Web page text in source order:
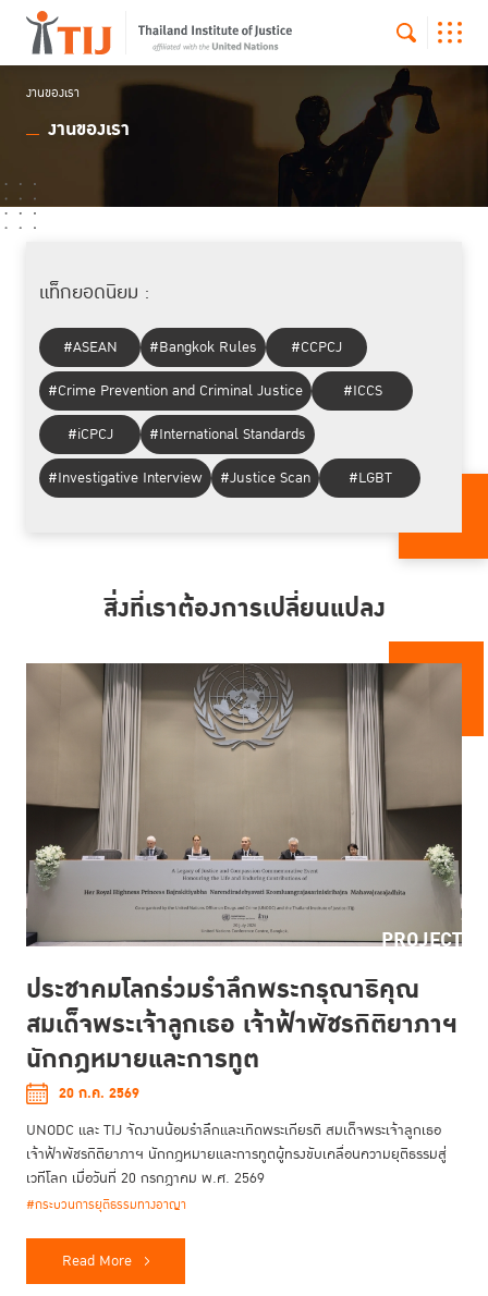
งานของเรา
งานของเรา
แท็กยอดนิยม :
#ASEAN #Bangkok Rules
#CCPCJ
#Crime Prevention and Criminal Justice
#ICCS
#iCPCJ
#International Standards
#Investigative Interview
#Justice Scan #LGBT
สิ่งที่เราต้องการเปลี่ยนแปลง
Read More
ประชาคมโลกร่วมรำลึกพระกรุณาธิคุณ
สมเด็จพระเจ้าลูกเธอ เจ้าฟ้าพัชรกิติยาภาฯ
นักกฎหมายและการทูต
20 ก.ค. 2569
UNODC และ TIJ จัดงานน้อมรำลึกและเทิดพระเกียรติ สมเด็จพระเจ้าลูกเธอ
เจ้าฟ้าพัชรกิติยาภาฯ นักกฎหมายและการทูตผู้ทรงขับเคลื่อนความยุติธรรมสู่
เวทีโลก เมื่อวันที่ 20 กรกฎาคม พ.ศ. 2569
#กระบวนการยุติธรรมทางอาญา
PROJECT